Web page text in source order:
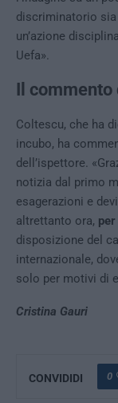
discriminatorio
un’azione
Uefa».
Il commento
Coltescu, che ha
incubo, ha
dell’ispettore.
notizia dal primo
esagerazioni e
altrettanto ora,
disposizione del
internazionale,
solo per motivi di
Cristina Gauri
CONVIDIDI 0